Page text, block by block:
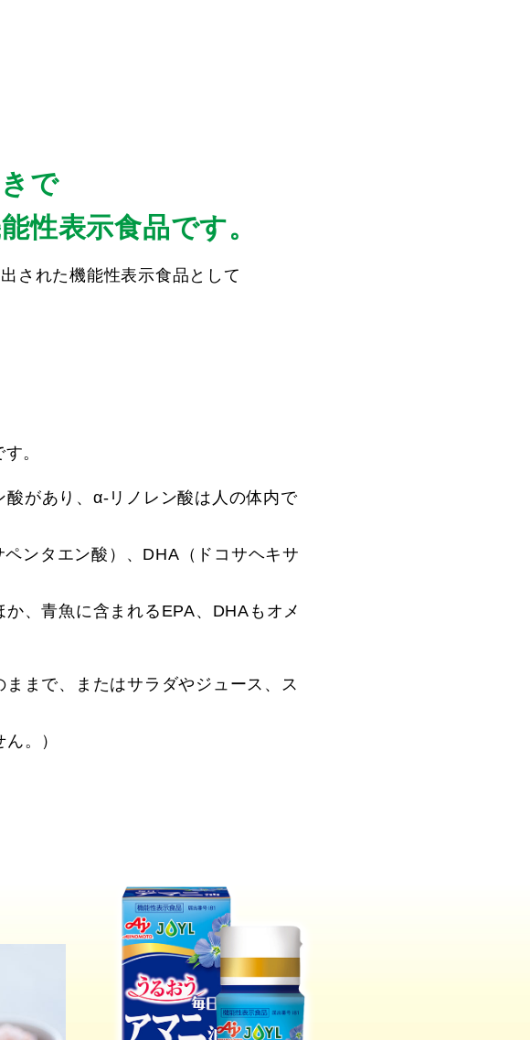
で
性表示食品です。
された機能性表示食品として
。
があり、α-リノレン酸は人の体内で
ンタエン酸）、DHA（ドコサヘキサ
、青魚に含まれるEPA、DHAもオメ
まで、またはサラダやジュース、ス
。）